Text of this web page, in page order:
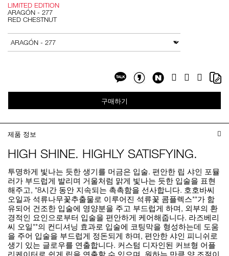
LIMITED EDITION
ARAGÓN - 277
RED CHESTNUT
to
cart
options
Actions
변형
on
Kakaotalk
on
Share
on
Facebook
Twitter Google
Plus
on
구매하기
제품 정보
HIGH SHINE. HIGHLY SATISFYING.
투명하게 빛나는 듯한 생기를 머금은 입술. 편안한 립 샤인 포뮬
러가 부드럽게 발리며 거울처럼 맑게 빛나는 듯한 입술을 표현
해주고, *8시간 동안 지속되는 촉촉함을 선사합니다. 호호바씨
오일과 석류나무꽃추출물로 이루어진 석류꽃 콤플렉스**가 함
유되어 건조한 입술에 영양분을 주고 부드럽게 하며, 외부의 환
경적인 요인으로부터 입술을 편안하게 케어해줍니다. 라즈베리
씨 오일**의 컨디셔닝 효과로 입술에 코팅막을 형성하는데 도움
을 주어 입술을 부드럽게 정돈되게 하며, 편안한 샤인 피니쉬로
생기 있는 글로우를 연출합니다. 커스텀 디자인된 커브형 어플
리케이터로 쉽게 립을 연출할 수 있으며, 원하는 만큼 양 조절이